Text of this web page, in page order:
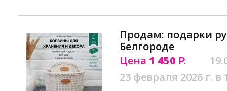
Продам: подарки
Белгороде
Цена 1 450 Р.
23 февраля 2026 г. в